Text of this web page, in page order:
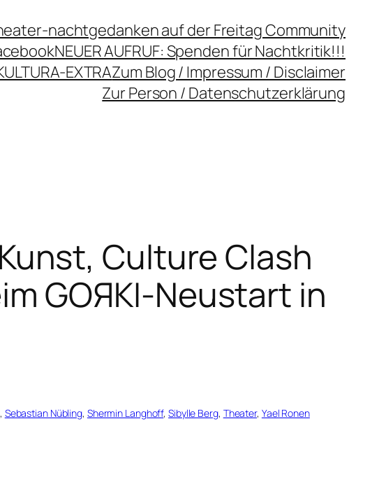
nachtgedanken auf der Freitag Community
NEUER AUFRUF: Spenden für Nachtkritik!!!
EXTRAZum Blog / Impressum / Disclaimer
Zur Person / Datenschutzerklärung
Culture Clash
GOЯKI-Neustart in
, Sebastian Nübling, Shermin Langhoff, Sibylle Berg, Theater, Yael Ronen